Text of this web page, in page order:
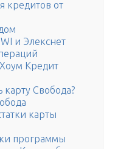
кредитов от
и Элекснет
Кредит
Свобода?
карты
программы